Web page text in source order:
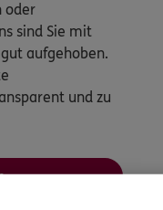
oder
sind Sie mit
aufgehoben.
und zu